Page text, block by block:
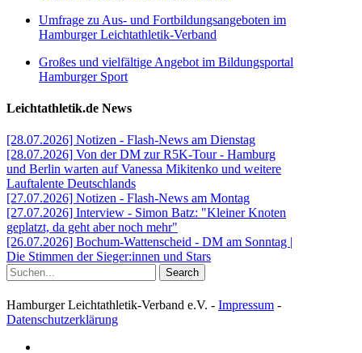
Umfrage zu Aus- und Fortbildungsangeboten im
Hamburger Leichtathletik-Verband
Großes und vielfältige Angebot im Bildungsportal
Hamburger Sport
Leichtathletik.de News
[28.07.2026] Notizen - Flash-News am Dienstag
[28.07.2026] Von der DM zur R5K-Tour - Hamburg
und Berlin warten auf Vanessa Mikitenko und weitere
Lauftalente Deutschlands
[27.07.2026] Notizen - Flash-News am Montag
[27.07.2026] Interview - Simon Batz: "Kleiner Knoten
geplatzt, da geht aber noch mehr"
[26.07.2026] Bochum-Wattenscheid - DM am Sonntag |
Die Stimmen der Sieger:innen und Stars
Search
Hamburger Leichtathletik-Verband e.V. - Impressum -
Datenschutzerklärung